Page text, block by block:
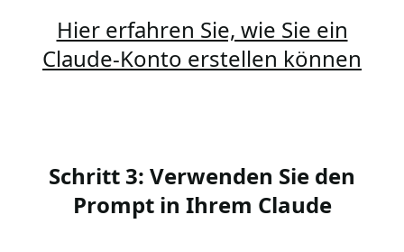
Hier erfahren Sie, wie Sie ein
Claude-Konto erstellen können
Schritt 3: Verwenden Sie den
Prompt in Ihrem Claude